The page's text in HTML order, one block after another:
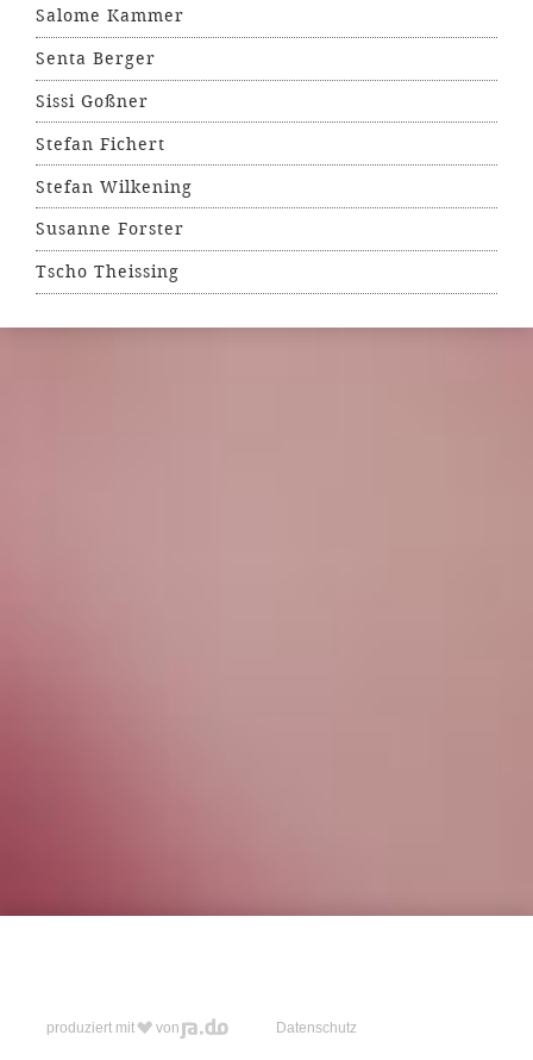
Salome Kammer
Senta Berger
Sissi Goßner
Stefan Fichert
Stefan Wilkening
Susanne Forster
Tscho Theissing
produziert mit von Datenschutz